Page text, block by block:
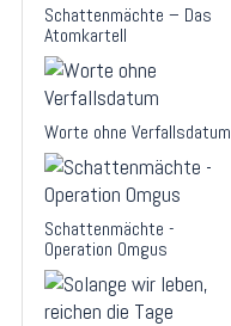
Schattenmächte – Das
Atomkartell
Worte ohne Verfallsdatum
Schattenmächte -
Operation Omgus